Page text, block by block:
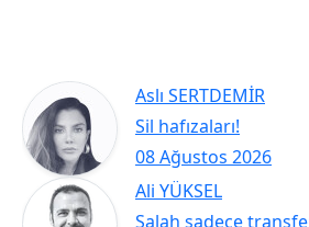
Aslı SERTDEMİR
08 Ağustos 2026
Sil hafızaları!
Ali YÜKSEL
Salah sadece